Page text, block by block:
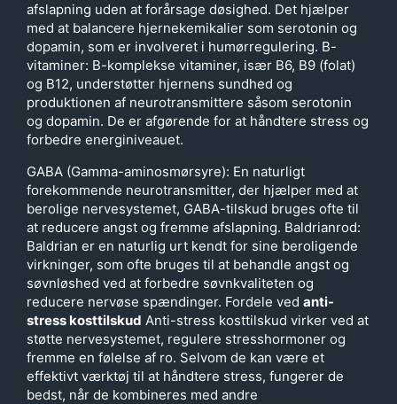
afslapning uden at forårsage døsighed. Det hjælper
med at balancere hjernekemikalier som serotonin og
dopamin, som er involveret i humørregulering. B-
vitaminer: B-komplekse vitaminer, især B6, B9 (folat)
og B12, understøtter hjernens sundhed og
produktionen af ​​neurotransmittere såsom serotonin
og dopamin. De er afgørende for at håndtere stress og
forbedre energiniveauet.
GABA (Gamma-aminosmørsyre): En naturligt
forekommende neurotransmitter, der hjælper med at
berolige nervesystemet, GABA-tilskud bruges ofte til
at reducere angst og fremme afslapning. Baldrianrod:
Baldrian er en naturlig urt kendt for sine beroligende
virkninger, som ofte bruges til at behandle angst og
søvnløshed ved at forbedre søvnkvaliteten og
reducere nervøse spændinger. Fordele ved anti-
stress kosttilskud Anti-stress kosttilskud virker ved at
støtte nervesystemet, regulere stresshormoner og
fremme en følelse af ro. Selvom de kan være et
effektivt værktøj til at håndtere stress, fungerer de
bedst, når de kombineres med andre